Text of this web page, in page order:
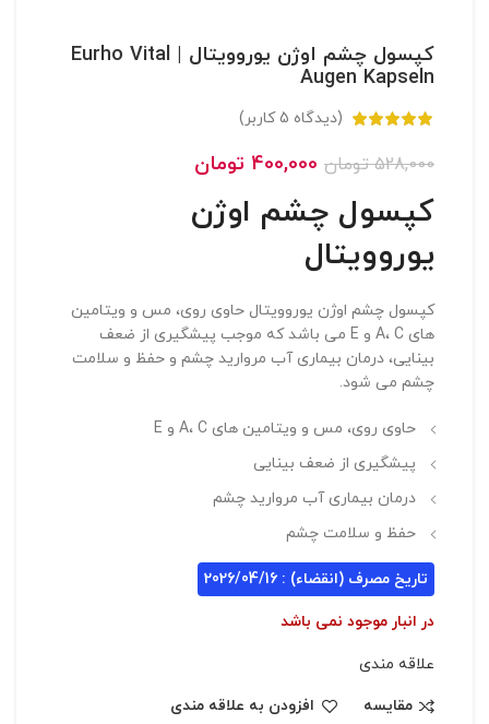
کپسول چشم اوژن یوروویتال | Eurho Vital
Augen Kapseln
(دیدگاه 5کاربر)
528,000 تومان 400,000 تومان
کپسول چشم اوژن
یوروویتال
کپسول چشم اوژن یوروویتال حاوی روی، مس و ویتامین
های A، C و E می باشد که موجب پیشگیری از ضعف
بینایی، درمان بیماری آب مروارید چشم و حفظ و سلامت
چشم می شود.
حاوی روی، مس و ویتامین های A، C و E
پیشگیری از ضعف بینایی
درمان بیماری آب مروارید چشم
حفظ و سلامت چشم
تاریخ مصرف (انقضاء) : 2026/04/16
در انبار موجود نمی باشد
علاقه مندی
مقایسه
افزودن به علاقه مندی